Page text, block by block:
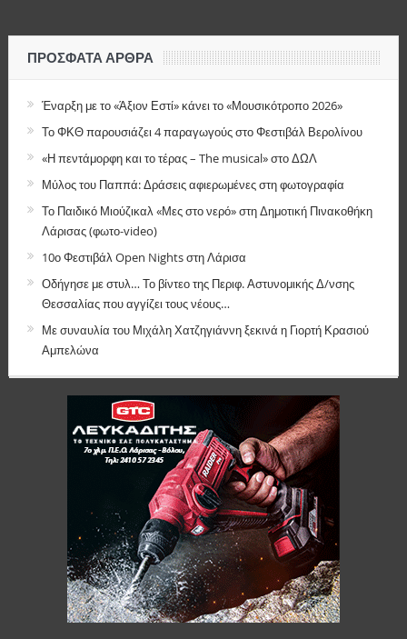
ΠΡΌΣΦΑΤΑ ΆΡΘΡΑ
Έναρξη με το «Άξιον Εστί» κάνει το «Μουσικότροπο 2026»
Το ΦΚΘ παρουσιάζει 4 παραγωγούς στο Φεστιβάλ Βερολίνου
«Η πεντάμορφη και το τέρας – The musical» στο ΔΩΛ
Μύλος του Παππά: Δράσεις αφιερωμένες στη φωτογραφία
Το Παιδικό Μιούζικαλ «Μες στο νερό» στη Δημοτική Πινακοθήκη
Λάρισας (φωτο-video)
10ο Φεστιβάλ Open Nights στη Λάρισα
Οδήγησε με στυλ… Το βίντεο της Περιφ. Αστυνομικής Δ/νσης
Θεσσαλίας που αγγίζει τους νέους…
Με συναυλία του Μιχάλη Χατζηγιάννη ξεκινά η Γιορτή Κρασιού
Αμπελώνα